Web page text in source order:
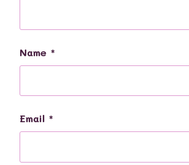
Name *
Email *